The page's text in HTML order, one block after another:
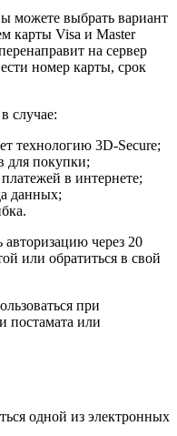
можете выбрать вариант
карты Visa и Master
на сервер
номер карты, срок
случае:
технологию 3D-Secure;
для покупки;
в интернете;
данных;
через 20
или обратиться в свой
при
постамата или
одной из электронных